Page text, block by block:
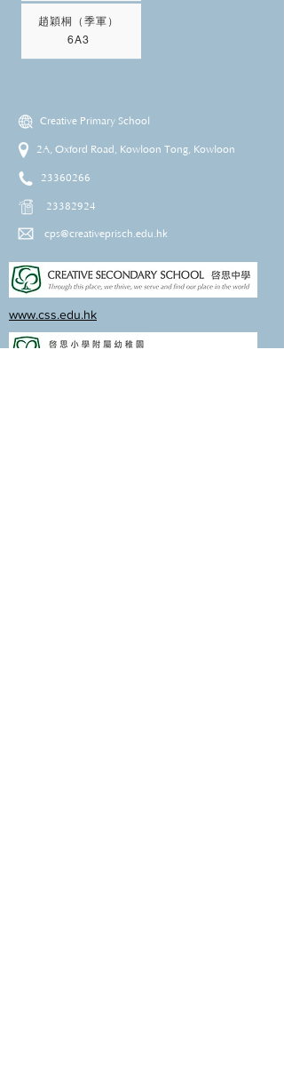
趙穎桐（季軍）
6A3
Creative Primary School
2A, Oxford Road, Kowloon Tong, Kowloon
23360266
23382924
cps@creativeprisch.edu.hk
www.css.edu.hk